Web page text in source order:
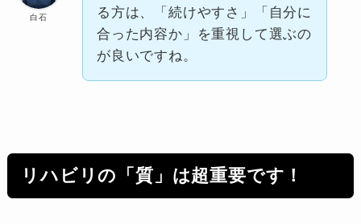
白石
る方は、「続けやすさ」「自分に
合った内容か」を重視して選ぶの
が良いですね。
リハビリの「質」は超重要です！